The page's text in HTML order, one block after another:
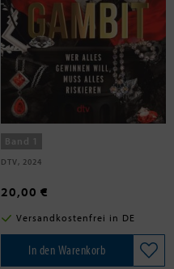
Lewis, Kayvion
Thieves' Gambit
Band 1
DTV, 2024
20,00 €
Versandkostenfrei in DE
In den Warenkorb